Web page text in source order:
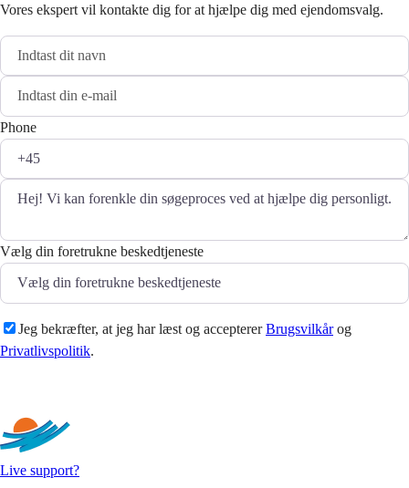
Vores ekspert vil kontakte dig for at hjælpe dig med ejendomsvalg.
Phone
Vælg din foretrukne beskedtjeneste
Jeg bekræfter, at jeg har læst og acceptererBrugsvilkårog
Privatlivspolitik.
Live support?